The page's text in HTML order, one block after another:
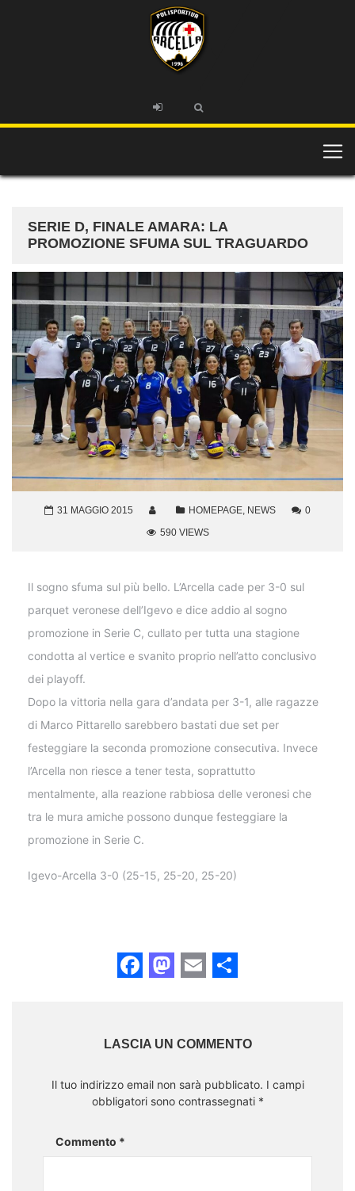
SERIE D, FINALE AMARA: LA
PROMOZIONE SFUMA SUL TRAGUARDO
31 MAGGIO 2015 HOMEPAGE, NEWS
0
590 VIEWS
Il sogno sfuma sul più bello. L’Arcella cade per 3-0 sul
parquet veronese dell’Igevo e dice addio al sogno
promozione in Serie C, cullato per tutta una stagione
condotta al vertice e svanito proprio nell’atto conclusivo
dei playoff.
Dopo la vittoria nella gara d’andata per 3-1, alle ragazze
di Marco Pittarello sarebbero bastati due set per
festeggiare la seconda promozione consecutiva. Invece
l’Arcella non riesce a tener testa, soprattutto
mentalmente, alla reazione rabbiosa delle veronesi che
tra le mura amiche possono dunque festeggiare la
promozione in Serie C.
Igevo-Arcella 3-0 (25-15, 25-20, 25-20)
LASCIA UN COMMENTO
Il tuo indirizzo email non sarà pubblicato. I campi
obbligatori sono contrassegnati *
Commento *